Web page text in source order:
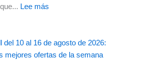
Lee más
del 10 al 16 de agosto de 2026:
mejores ofertas de la semana